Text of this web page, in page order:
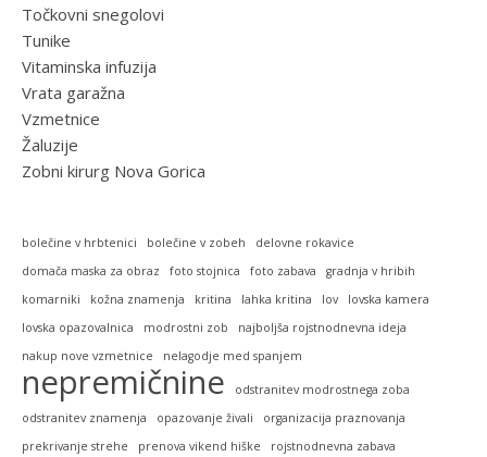
Točkovni snegolovi
Tunike
Vitaminska infuzija
Vrata garažna
Vzmetnice
Žaluzije
Zobni kirurg Nova Gorica
bolečine v hrbtenici bolečine v zobeh
delovne rokavice
domača maska za obraz
foto stojnica foto zabava
gradnja v hribih
komarniki
kožna znamenja kritina lahka kritina lov
lovska kamera
lovska opazovalnica
modrostni zob
najboljša rojstnodnevna ideja
nakup nove vzmetnice
nelagodje med spanjem
nepremičnine
odstranitev modrostnega zoba
odstranitev znamenja
opazovanje živali
organizacija praznovanja
prekrivanje strehe
prenova vikend hiške rojstnodnevna zabava